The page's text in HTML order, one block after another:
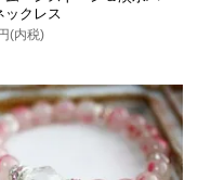
ックレス
(内税)